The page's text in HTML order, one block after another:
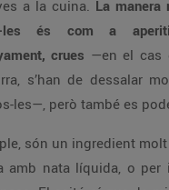
a la cuina. La manera
les és com a
crues —en el cas
s’han de dessalar
les—, però també es
són un ingredient
amb nata líquida, o per